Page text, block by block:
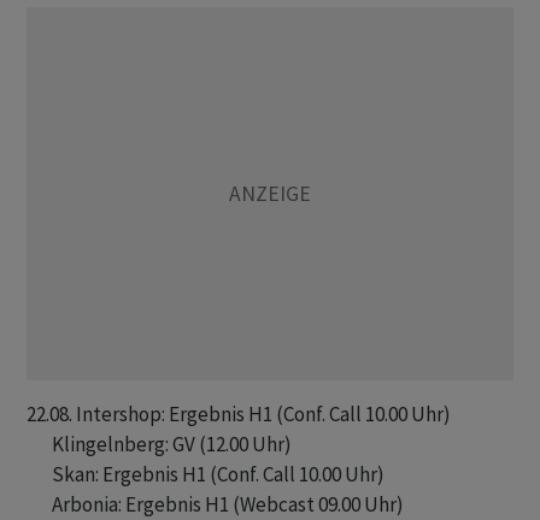
22.08. Intershop: Ergebnis H1 (Conf. Call 10.00 Uhr)
       Klingelnberg: GV (12.00 Uhr)
       Skan: Ergebnis H1 (Conf. Call 10.00 Uhr)
       Arbonia: Ergebnis H1 (Webcast 09.00 Uhr)